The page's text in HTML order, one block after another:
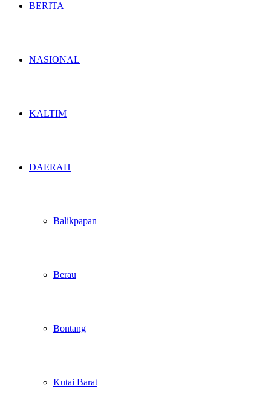
BERITA
NASIONAL
KALTIM
DAERAH
Balikpapan
Berau
Bontang
Kutai Barat